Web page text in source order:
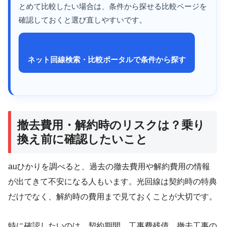
とめて比較したい場合は、条件から探せる比較ページを
確認しておくと選び直しやすいです。
ネット回線検索・比較ポータルで条件から探す
撤去費用・解約時のリスクは？乗り
換え前に確認したいこと
auひかりを調べると、過去の撤去費用や解約費用の情報
が出てきて不安になる人もいます。光回線は契約時の特典
だけでなく、解約時の費用まで見ておくことが大切です。